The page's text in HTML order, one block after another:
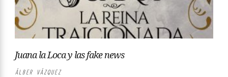
Juana la Loca y las fake news
ÁLBER VÁZQUEZ